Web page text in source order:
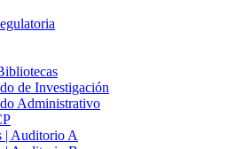
de Investigación
Administrativo
| Auditorio A